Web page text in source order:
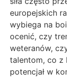
europejskich
wybiega na
ocenić, czy
weteranów,
talentom, co z
potencjał w